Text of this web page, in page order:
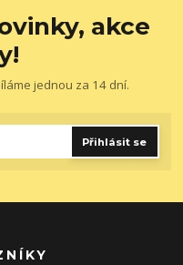
akce
jednou za 14 dní.
Přihlásit se